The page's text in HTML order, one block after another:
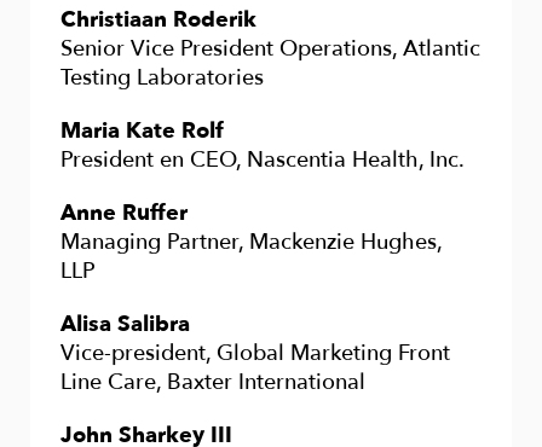
Christiaan Roderik
Senior Vice President Operations, Atlantic
Testing Laboratories
Maria Kate Rolf
President en CEO, Nascentia Health, Inc.
Anne Ruffer
Managing Partner, Mackenzie Hughes,
LLP
Alisa Salibra
Vice-president, Global Marketing Front
Line Care, Baxter International
John Sharkey III